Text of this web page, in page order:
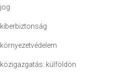
jog
kiberbiztonság
környezetvédelem
közigazgatás: külföldön